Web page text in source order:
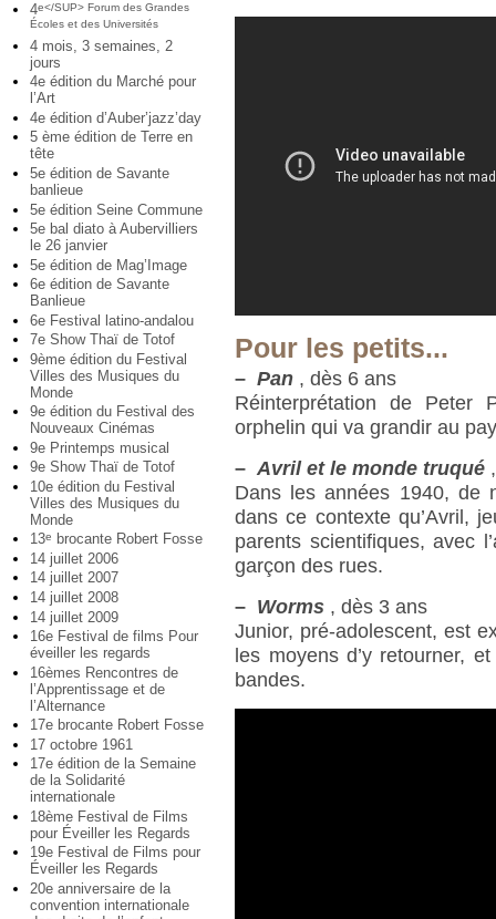
4e</SUP> Forum des Grandes
Écoles et des Universités
4 mois, 3 semaines, 2
jours
4e édition du Marché pour
l’Art
4e édition d’Auber’jazz’day
5 ème édition de Terre en
tête
5e édition de Savante
banlieue
5e édition Seine Commune
5e bal diato à Aubervilliers
le 26 janvier
5e édition de Mag’Image
6e édition de Savante
Banlieue
6e Festival latino-andalou
7e Show Thaï de Totof
9ème édition du Festival
Villes des Musiques du
Monde
9e édition du Festival des
Nouveaux Cinémas
9e Printemps musical
9e Show Thaï de Totof
10e édition du Festival
Villes des Musiques du
Monde
13e
brocante Robert Fosse
14 juillet 2006
14 juillet 2007
14 juillet 2008
14 juillet 2009
16e Festival de films Pour
éveiller les regards
16èmes Rencontres de
l’Apprentissage et de
l’Alternance
17e brocante Robert Fosse
17 octobre 1961
17e édition de la Semaine
de la Solidarité
internationale
18ème Festival de Films
pour Éveiller les Regards
19e Festival de Films pour
Éveiller les Regards
20e anniversaire de la
convention internationale
Pour les petits...
– Pan , dès 6 ans
Réinterprétation de Peter
orphelin qui va grandir au
– Avril et le monde truqué
Dans les années 1940, de
dans ce contexte qu’Avril,
parents scientifiques, avec
garçon des rues.
– Worms , dès 3 ans
Junior, pré-adolescent, est
les moyens d’y retourner,
bandes.